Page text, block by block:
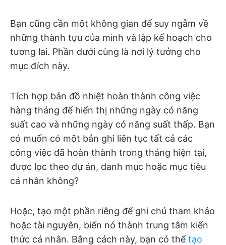
Bạn cũng cần một không gian để suy ngẫm về
những thành tựu của mình và lập kế hoạch cho
tương lai. Phần dưới cùng là nơi lý tưởng cho
mục đích này.
Tích hợp bản đồ nhiệt hoàn thành công việc
hàng tháng để hiển thị những ngày có năng
suất cao và những ngày có năng suất thấp. Bạn
có muốn có một bản ghi liên tục tất cả các
công việc đã hoàn thành trong tháng hiện tại,
được lọc theo dự án, danh mục hoặc mục tiêu
cá nhân không?
Hoặc, tạo một phần riêng để ghi chú tham khảo
hoặc tài nguyên, biến nó thành trung tâm kiến
thức cá nhân. Bằng cách này, bạn có thể tạo